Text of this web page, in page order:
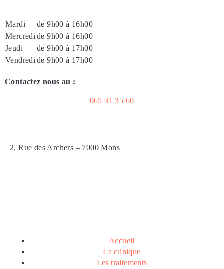
Mardi
de 9h00 à 16h00
Mercredi de 9h00 à 16h00
Jeudi
de 9h00 à 17h00
Vendredi de 9h00 à 17h00
Contactez nous au :
065 31 35 60
2, Rue des Archers – 7000 Mons
Accueil
La clinique
Les traitements